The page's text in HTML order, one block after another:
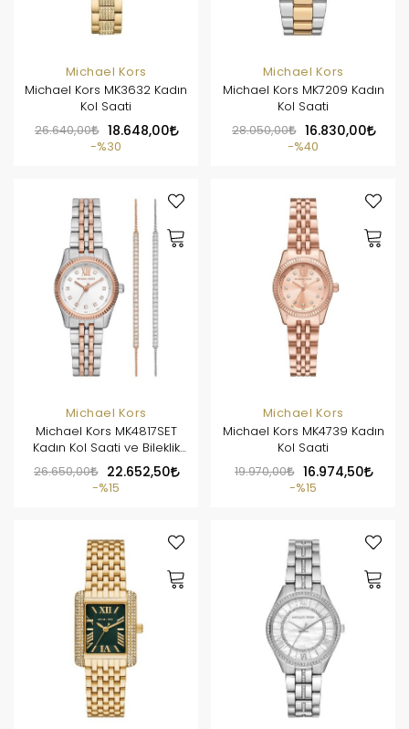
Michael Kors
Michael Kors MK3632 Kadın
Kol Saati
26.640,00
18.648,00
%30
Michael Kors
Michael Kors MK7209 Kadın
Kol Saati
28.050,00
16.830,00
%40
Michael Kors
Michael Kors MK4817SET
Kadın Kol Saati ve Bileklik
Seti
26.650,00 22.652,50
%15
Michael Kors
Michael Kors MK4739 Kadın
Kol Saati
19.970,00
16.974,50
%15